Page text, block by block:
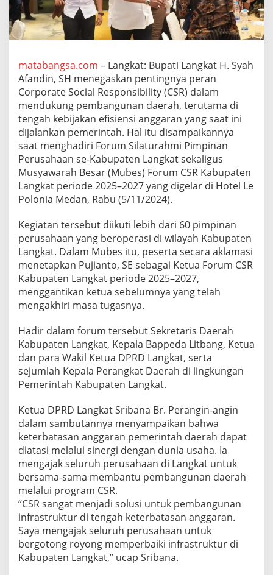
a
n
d
i
e
k
a
n
k
a
n
P
e
n
t
n
n
y
a
D
a
n
a
C
S
d
i
T
e
n
g
h
E
f
i
s
i
e
n
i
A
n
g
g
a
matabangsa.com – Langkat: Bupati Langkat H. Syah
Afandin, SH menegaskan pentingnya peran
Corporate Social Responsibility (CSR) dalam
mendukung pembangunan daerah, terutama di
tengah kebijakan efisiensi anggaran yang saat ini
dijalankan pemerintah. Hal itu disampaikannya
saat menghadiri Forum Silaturahmi Pimpinan
Perusahaan se-Kabupaten Langkat sekaligus
Musyawarah Besar (Mubes) Forum CSR Kabupaten
Langkat periode 2025–2027 yang digelar di Hotel Le
Polonia Medan, Rabu (5/11/2024).
Kegiatan tersebut diikuti lebih dari 60 pimpinan
perusahaan yang beroperasi di wilayah Kabupaten
Langkat. Dalam Mubes itu, peserta secara aklamasi
menetapkan Pujianto, SE sebagai Ketua Forum CSR
Kabupaten Langkat periode 2025–2027,
menggantikan ketua sebelumnya yang telah
mengakhiri masa tugasnya.
Hadir dalam forum tersebut Sekretaris Daerah
Kabupaten Langkat, Kepala Bappeda Litbang, Ketua
dan para Wakil Ketua DPRD Langkat, serta
sejumlah Kepala Perangkat Daerah di lingkungan
Pemerintah Kabupaten Langkat.
Ketua DPRD Langkat Sribana Br. Perangin-angin
dalam sambutannya menyampaikan bahwa
keterbatasan anggaran pemerintah daerah dapat
diatasi melalui sinergi dengan dunia usaha. Ia
mengajak seluruh perusahaan di Langkat untuk
bersama-sama membantu pembangunan daerah
melalui program CSR.
“CSR sangat menjadi solusi untuk pembangunan
infrastruktur di tengah keterbatasan anggaran.
Saya mengajak seluruh perusahaan untuk
bergotong royong memperbaiki infrastruktur di
Kabupaten Langkat,” ucap Sribana.